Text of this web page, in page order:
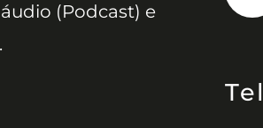
(Podcast) e